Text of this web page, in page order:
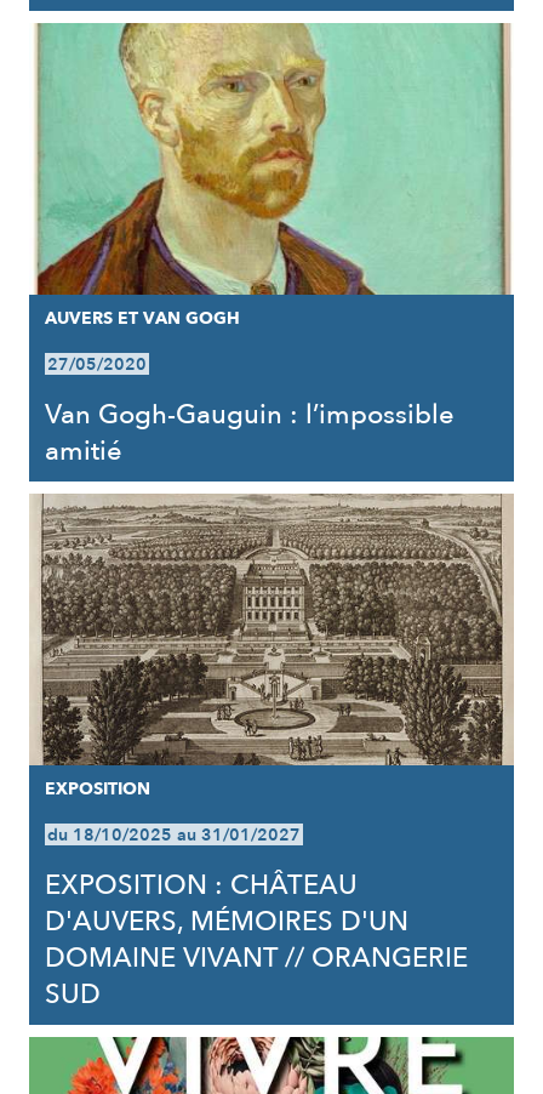
AUVERS ET VAN GOGH
27/05/2020
Van Gogh-Gauguin : l’impossible
amitié
EXPOSITION
du 18/10/2025 au 31/01/2027
EXPOSITION : CHÂTEAU
D'AUVERS, MÉMOIRES D'UN
DOMAINE VIVANT // ORANGERIE
SUD